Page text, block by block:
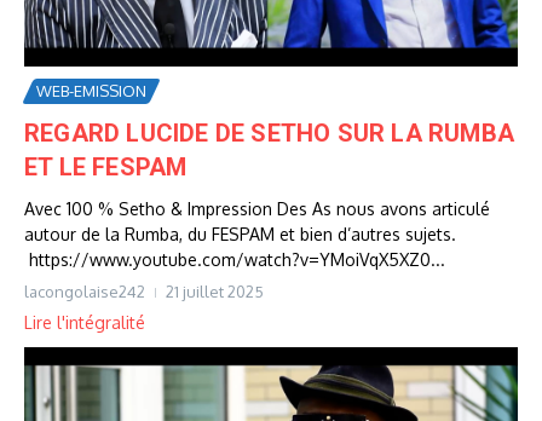
WEB-EMISSION
REGARD LUCIDE DE SETHO SUR LA RUMBA
ET LE FESPAM
Avec 100 % Setho & Impression Des As nous avons articulé
autour de la Rumba, du FESPAM et bien d’autres sujets.
https://www.youtube.com/watch?v=YMoiVqX5XZ0...
lacongolaise242 21 juillet 2025
Lire l'intégralité